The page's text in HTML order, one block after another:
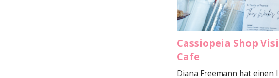
Cassiopeia Shop
Cafe
Diana Freemann hat